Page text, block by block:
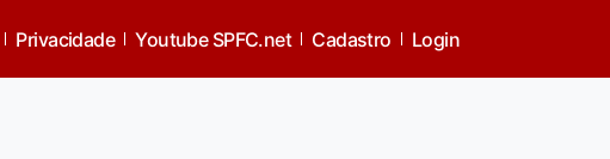
Privacidade Youtube SPFC.net Cadastro Login